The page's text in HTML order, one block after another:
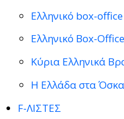
Ελληνικό box-
Ελληνικό Box-
Κύρια Ελληνικά
Η Ελλάδα στα
F-ΛΙΣΤΕΣ